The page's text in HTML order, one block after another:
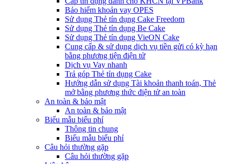
Bảo hiểm khoản vay OPES
Sử dụng Thẻ tín dụng Cake Freedom
Sử dụng Thẻ tín dụng Be Cake
Sử dụng Thẻ tín dụng VieON Cake
Cung cấp & sử dụng dịch vụ tiền gửi có kỳ hạn
bằng phương tiện điện tử
Dịch vụ Vay nhanh
Trả góp Thẻ tín dụng Cake
Hướng dẫn sử dụng Tài khoản thanh toán, Thẻ
mở bằng phương thức điện tử an toàn
An toàn & bảo mật
An toàn & bảo mật
Biểu mẫu biểu phí
Thông tin chung
Biểu mẫu biểu phí
Câu hỏi thường gặp
Câu hỏi thường gặp